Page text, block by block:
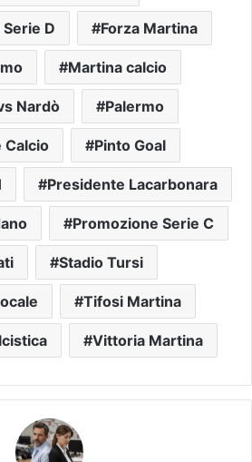
D Forza Martina
Martina calcio
Nardò Palermo
Calcio Pinto Goal
Presidente Lacarbonara
Promozione Serie C
Stadio Tursi
Tifosi Martina
Vittoria Martina